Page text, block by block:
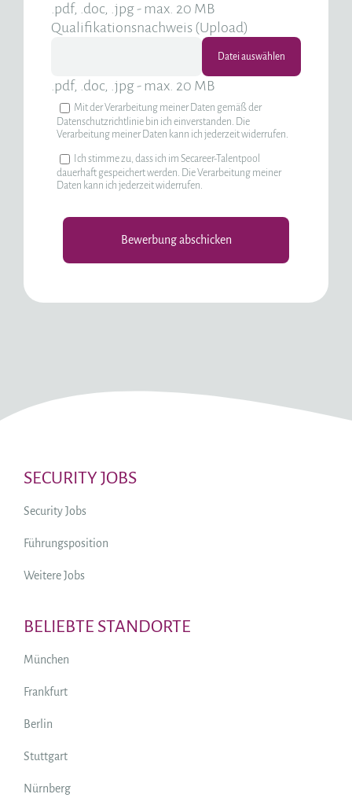
.pdf, .doc, .jpg - max. 20 MB
Qualifikationsnachweis (Upload)
.pdf, .doc, .jpg - max. 20 MB
Mit der Verarbeitung meiner Daten gemäß der
Datenschutzrichtlinie bin ich einverstanden. Die
Verarbeitung meiner Daten kann ich jederzeit widerrufen.
Ich stimme zu, dass ich im Secareer-Talentpool
dauerhaft gespeichert werden. Die Verarbeitung meiner
Daten kann ich jederzeit widerrufen.
SECURITY JOBS
Security Jobs
Führungsposition
Weitere Jobs
BELIEBTE STANDORTE
München
Frankfurt
Berlin
Stuttgart
Nürnberg